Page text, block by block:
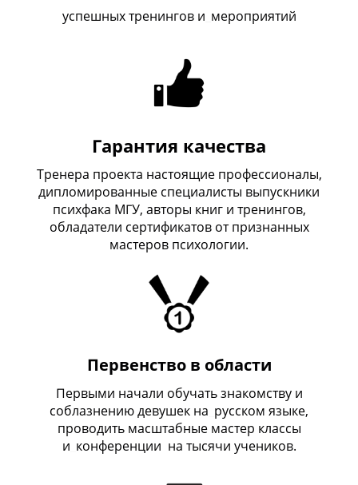
успешных тренингов и мероприятий
Гарантия качества
Тренера проекта настоящие профессионалы,
дипломированные специалисты выпускники
психфака МГУ, авторы книг и тренингов,
обладатели сертификатов от признанных
мастеров психологии.
Первенство в области
Первыми начали обучать знакомству и
соблазнению девушек на русском языке,
проводить масштабные мастер классы
и конференции на тысячи учеников.